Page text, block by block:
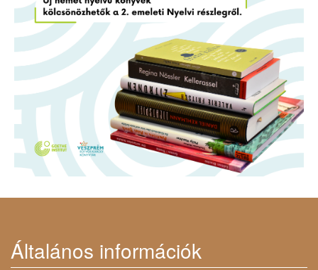
Általános információk